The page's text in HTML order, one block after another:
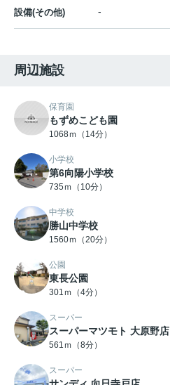
設備(その他) -
周辺施設
保育園
もずめこども園
1068ｍ（14分）
小学校
第6向陽小学校
735ｍ（10分）
中学校
勝山中学校
1560ｍ（20分）
公園
東長公園
301ｍ（4分）
スーパー
スーパーマツモト 大原野店
561ｍ（8分）
スーパー